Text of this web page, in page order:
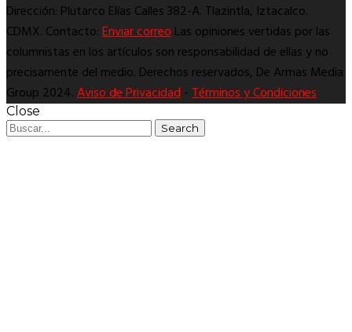
Dirección: Plutarco Elías Calles 382-A. Tlazintla, Iztacalco.
CDMX. Contacto:Enviar correoLas opiniones vertidas por las
columnistas en los artículos son responsabilidad de ellas y no
precisamente del medio. Derechos reservados, De Armas Media
Group 2024.Aviso de Privacidad-Términos y Condiciones
Close